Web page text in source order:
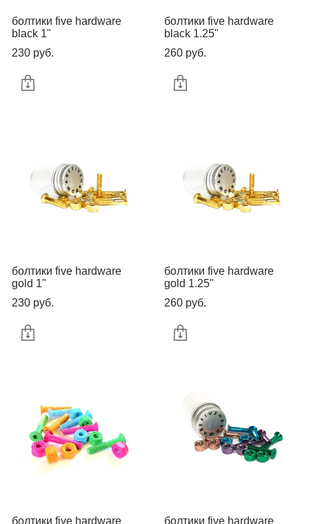
болтики five hardware
black 1"
230 pуб.
болтики five hardware
black 1.25"
260 pуб.
болтики five hardware
gold 1"
230 pуб.
болтики five hardware
gold 1.25"
260 pуб.
болтики five hardware болтики five hardware